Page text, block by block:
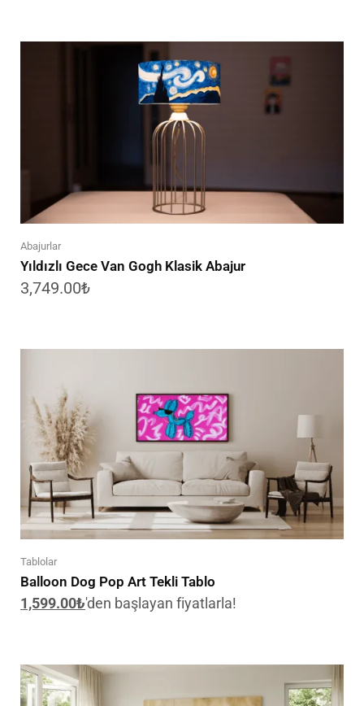
Abajurlar
Yıldızlı Gece Van Gogh Klasik Abajur
3,749.00₺
Tablolar
Balloon Dog Pop Art Tekli Tablo
1,599.00₺'den başlayan fiyatlarla!